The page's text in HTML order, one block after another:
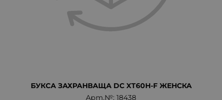
БУКСА ЗАХРАНВАЩА DC XT60H-F ЖЕНСКА
Арт.№: 18438